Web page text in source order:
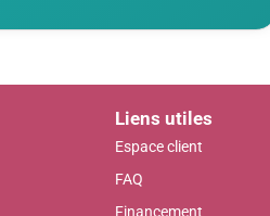
Liens utiles
Espace client
FAQ
Financement